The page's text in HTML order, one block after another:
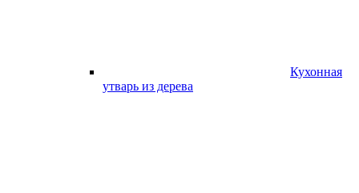
Кухонная
утварь из дерева